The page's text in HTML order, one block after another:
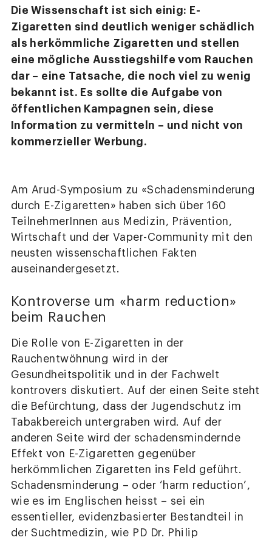
Die Wissenschaft ist sich einig: E-
Zigaretten sind deutlich weniger schädlich
als herkömmliche Zigaretten und stellen
eine mögliche Ausstiegshilfe vom Rauchen
dar – eine Tatsache, die noch viel zu wenig
bekannt ist. Es sollte die Aufgabe von
öffentlichen Kampagnen sein, diese
Information zu vermitteln – und nicht von
kommerzieller Werbung.
Am Arud-Symposium zu «Schadensminderung
durch E-Zigaretten» haben sich über 160
TeilnehmerInnen aus Medizin, Prävention,
Wirtschaft und der Vaper-Community mit den
neusten wissenschaftlichen Fakten
auseinandergesetzt.
Kontroverse um «harm reduction»
beim Rauchen
Die Rolle von E-Zigaretten in der
Rauchentwöhnung wird in der
Gesundheitspolitik und in der Fachwelt
kontrovers diskutiert. Auf der einen Seite steht
die Befürchtung, dass der Jugendschutz im
Tabakbereich untergraben wird. Auf der
anderen Seite wird der schadensmindernde
Effekt von E-Zigaretten gegenüber
herkömmlichen Zigaretten ins Feld geführt.
Schadensminderung – oder ‘harm reduction’,
wie es im Englischen heisst – sei ein
essentieller, evidenzbasierter Bestandteil in
der Suchtmedizin, wie PD Dr. Philip